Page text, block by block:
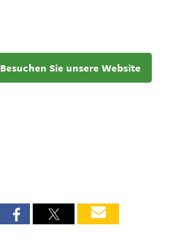
Besuchen Sie unsere Website